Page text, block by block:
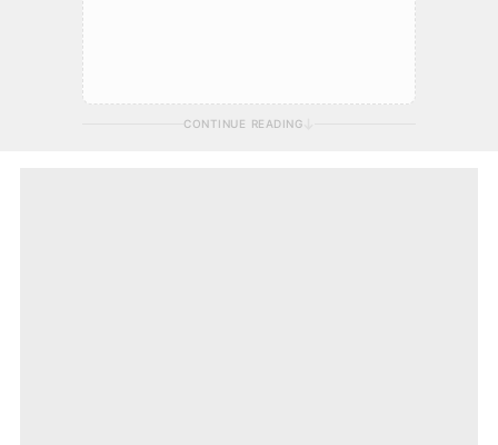
CONTINUE READING